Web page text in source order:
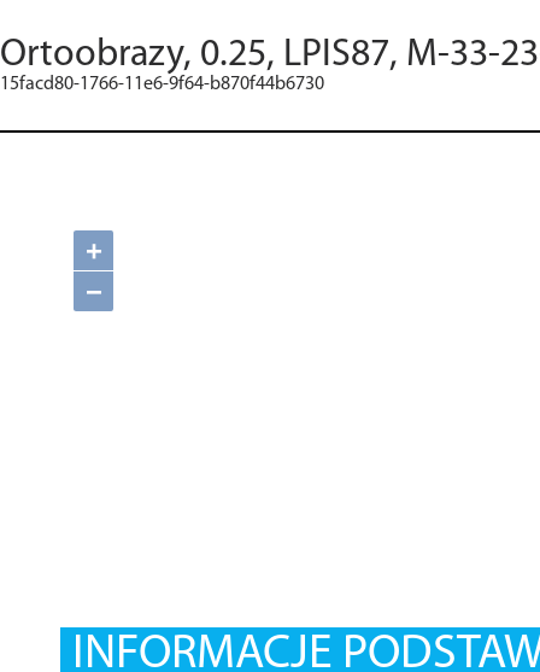
Ortoobrazy, 0.25, LPIS87, M-33-
15facd80-1766-11e6-9f64-b870f44b6730
+
−
INFORMACJE